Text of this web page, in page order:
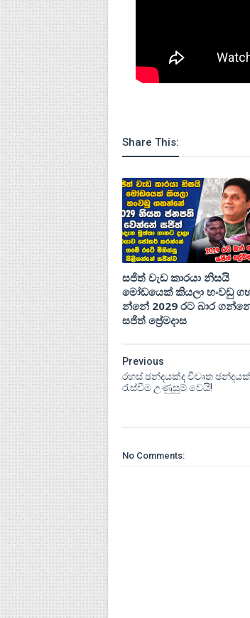
Share This:
සජිත් වැඩ කාරයා නිසයි
මෝඩයෙක් කියලා හංවඩු
න්නේ 2029 රට බාර
සජිත් ප්‍රේමදාස
Previous
රහස් ඡන්දයක්ද විවෘත
රැස්වීම උණුසුම් වෙයි!
No Comments: